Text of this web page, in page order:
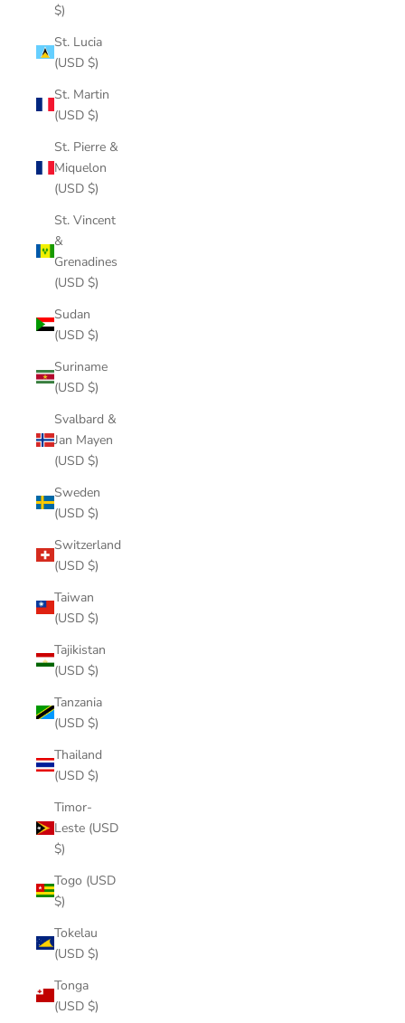
$)
St. Lucia
(USD $)
St. Martin
(USD $)
St. Pierre &
Miquelon
(USD $)
St. Vincent
&
Grenadines
(USD $)
Sudan
(USD $)
Suriname
(USD $)
Svalbard &
Jan Mayen
(USD $)
Sweden
(USD $)
Switzerland
(USD $)
Taiwan
(USD $)
Tajikistan
(USD $)
Tanzania
(USD $)
Thailand
(USD $)
Timor-
Leste (USD
$)
Togo (USD
$)
Tokelau
(USD $)
Tonga
(USD $)